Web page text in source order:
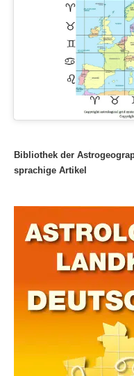
Bibliothek der
sprachige Artikel